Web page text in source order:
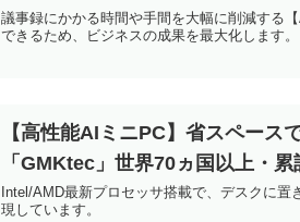
議事録にかかる時間や手間を大幅に削減する
できるため、ビジネスの成果を最大化します。
【高性能AIミニPC】省スペース
「GMKtec」世界70ヵ国以上・
Intel/AMD最新プロセッサ搭載で、デスクに
現しています。